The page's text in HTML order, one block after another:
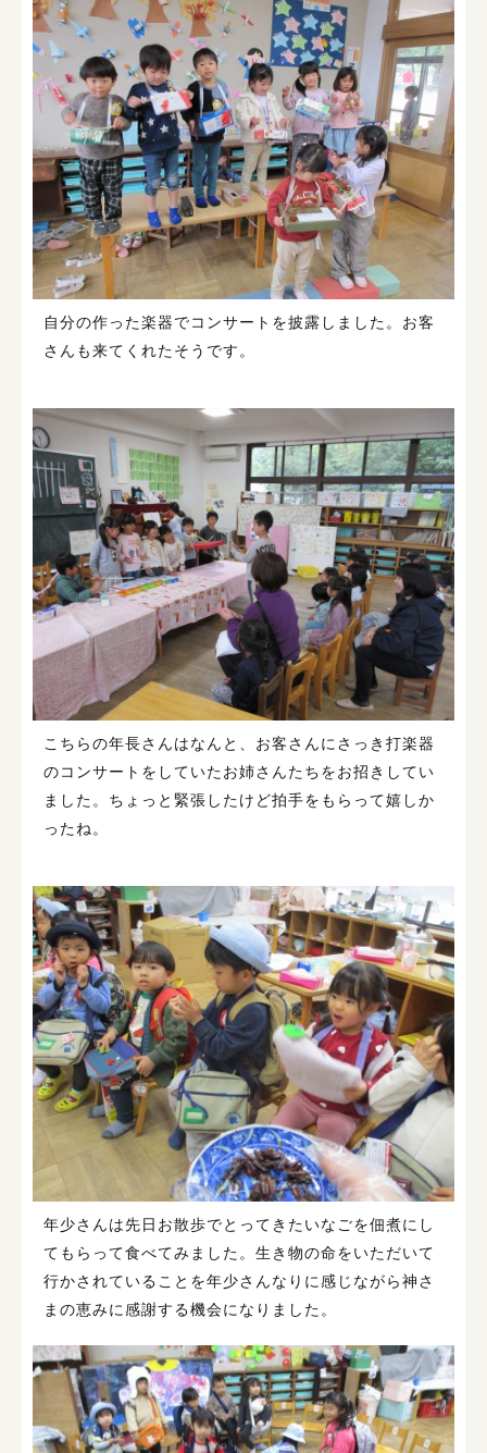
自分の作った楽器でコンサートを披露しました。お客
さんも来てくれたそうです。
こちらの年長さんはなんと、お客さんにさっき打楽器
のコンサートをしていたお姉さんたちをお招きしてい
ました。ちょっと緊張したけど拍手をもらって嬉しか
ったね。
年少さんは先日お散歩でとってきたいなごを佃煮にし
てもらって食べてみました。生き物の命をいただいて
行かされていることを年少さんなりに感じながら神さ
まの恵みに感謝する機会になりました。